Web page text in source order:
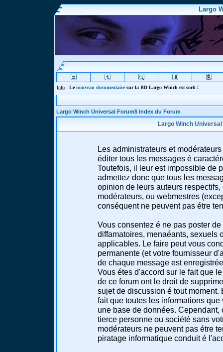
Largo
Info : Lenouveau documentairesur la BD Largo Winch est sorti !
Largo Winch Universal Forum$ Index du Forum
Largo Winch
Les administrateurs et
éditer tous les messages é
Toutefois, il leur est impossible de
admettez donc que tous les
opinion de leurs auteurs
modérateurs, ou webmestres
conséquent ne peuvent pas étre
Vous consentez é ne pas poster
diffamatoires, menaéants, sexuels
applicables. Le faire peut vous
permanente (et votre fournisseur
de chaque message est
Vous étes d'accord sur le fait que
de ce forum ont le droit de
sujet de discussion é tout
fait que toutes les informations
une base de données.
tierce personne ou société sans
modérateurs ne peuvent pas étre
piratage informatique conduit é